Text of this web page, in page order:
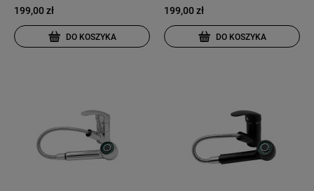
199,00 zł
DO KOSZYKA
199,00 zł
DO KOSZYKA